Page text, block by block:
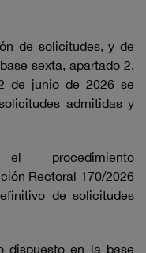
de solicitudes, y de
sexta, apartado 2,
de junio de 2026 se
admitidas y
el procedimiento
Rectoral 170/2026
de solicitudes
dispuesto en la base